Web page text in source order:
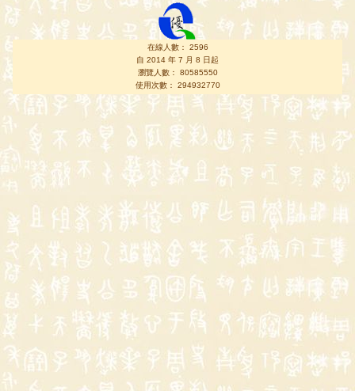
在線人數： 2596
自 2014 年 7 月 8 日起
瀏覽人數： 80585550
使用次數： 294932770